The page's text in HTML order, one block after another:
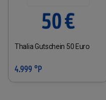
Thalia Gutschein 50 Euro
4.999 °P